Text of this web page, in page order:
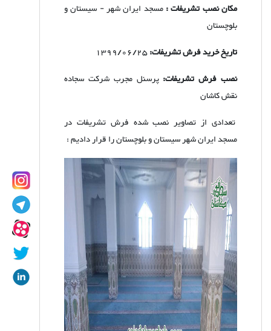
مکان نصب تشریفات :مسجد ایران شهر - سیستان و
بلوچستان
تاریخ خرید فرش تشریفات:
نصب فرش تشریفات: پرسنل مجرب شرکت سجاده
نقش کاشان
تعدادی از تصاویر نصب شده فرش تشریفات در
مسجد ایران شهر سیستان و بلوچستان را قرار دادیم :